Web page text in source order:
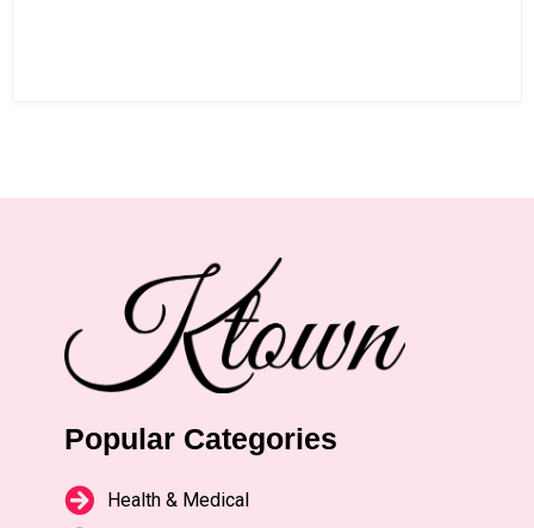
Popular Categories
Health & Medical